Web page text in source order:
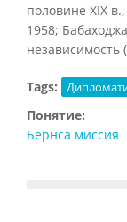
половине XIX
1958;
независимость
Tags:
Понятие:
Бернса миссия